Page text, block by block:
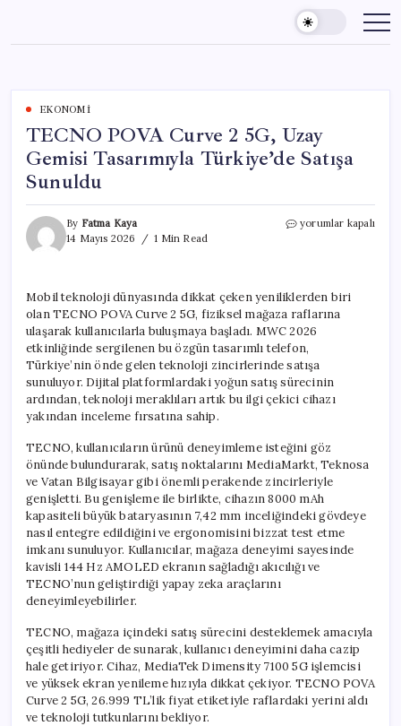
content
EKONOMI
TECNO POVA Curve 2 5G, Uzay
Gemisi Tasarımıyla Türkiye’de Satışa
Sunuldu
By Fatma Kaya
14 Mayıs 2026
1 Min Read
TECNO
Uzay
Gemisi
Tasarımıyla
Türkiye’de
Satışa
Sunuldu
için
yorumlar kapalı
Mobil teknoloji dünyasında dikkat çeken yeniliklerden biri
olan TECNO POVA Curve 2 5G, fiziksel mağaza raflarına
ulaşarak kullanıcılarla buluşmaya başladı. MWC 2026
etkinliğinde sergilenen bu özgün tasarımlı telefon,
Türkiye’nin önde gelen teknoloji zincirlerinde satışa
sunuluyor. Dijital platformlardaki yoğun satış sürecinin
ardından, teknoloji meraklıları artık bu ilgi çekici cihazı
yakından inceleme fırsatına sahip.
TECNO, kullanıcıların ürünü deneyimleme isteğini göz
önünde bulundurarak, satış noktalarını MediaMarkt, Teknosa
ve Vatan Bilgisayar gibi önemli perakende zincirleriyle
genişletti. Bu genişleme ile birlikte, cihazın 8000 mAh
kapasiteli büyük bataryasının 7,42 mm inceliğindeki gövdeye
nasıl entegre edildiğini ve ergonomisini bizzat test etme
imkanı sunuluyor. Kullanıcılar, mağaza deneyimi sayesinde
kavisli 144 Hz AMOLED ekranın sağladığı akıcılığı ve
TECNO’nun geliştirdiği yapay zeka araçlarını
deneyimleyebilirler.
TECNO, mağaza içindeki satış sürecini desteklemek amacıyla
çeşitli hediyeler de sunarak, kullanıcı deneyimini daha cazip
hale getiriyor. Cihaz, MediaTek Dimensity 7100 5G işlemcisi
ve yüksek ekran yenileme hızıyla dikkat çekiyor. TECNO POVA
Curve 2 5G, 26.999 TL’lik fiyat etiketiyle raflardaki yerini aldı
ve teknoloji tutkunlarını bekliyor.